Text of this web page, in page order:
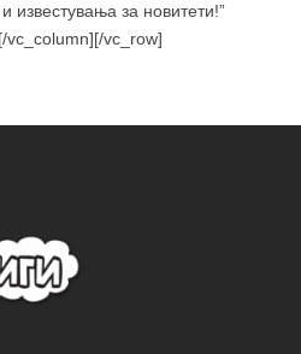
известувања за новитети!”
vc_column][/vc_row]